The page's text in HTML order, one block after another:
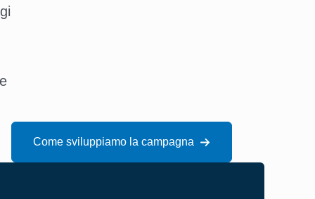
Come sviluppiamo la campagna